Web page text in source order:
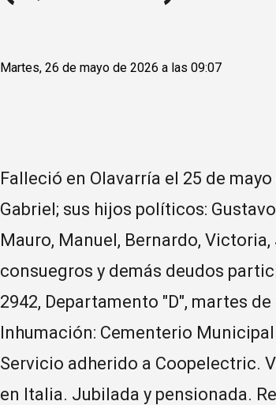
Martes, 26 de mayo de 2026 a las 09:07
Falleció en Olavarría el 25 de
Gabriel; sus hijos políticos:
Mauro, Manuel, Bernardo,
consuegros y demás deudos
2942, Departamento "D", martes
Inhumación: Cementerio
Servicio adherido a Coopelectric.
en Italia. Jubilada y pensionada.